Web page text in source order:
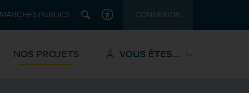
MARCHÉS PUBLICS Recherche
ACCESSIBILITÉCONNEXION
NOS PROJETS VOUS ÊTES...